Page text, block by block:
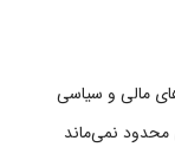
مالی و سیاسی
نمی‌ماند